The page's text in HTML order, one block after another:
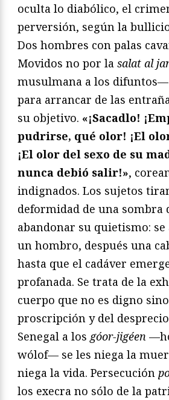
oculta lo diabólico, el
perversión, según la
Dos hombres con palas
Movidos no por la salat al
musulmana a los
para arrancar de las
su objetivo. «¡Sacadlo!
pudrirse, qué olor! ¡El
¡El olor del sexo de su
nunca debió salir!»,
indignados. Los sujetos
deformidad de una sombra
abandonar su quietismo:
un hombro, después una
hasta que el cadáver
profanada. Se trata de la
cuerpo que no es digno
proscripción y del
Senegal a los góor-jigéen
wólof— se les niega la
niega la vida. Persecución
los execra no sólo de la